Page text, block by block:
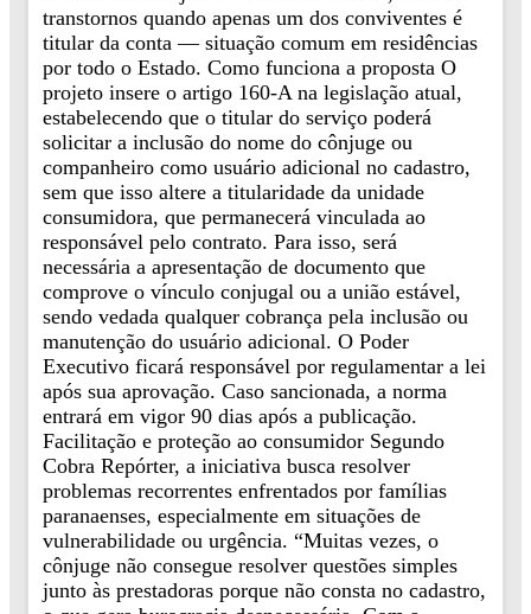
transtornos quando apenas um dos conviventes é
titular da conta — situação comum em residências
por todo o Estado. Como funciona a proposta O
projeto insere o artigo 160-A na legislação atual,
estabelecendo que o titular do serviço poderá
solicitar a inclusão do nome do cônjuge ou
companheiro como usuário adicional no cadastro,
sem que isso altere a titularidade da unidade
consumidora, que permanecerá vinculada ao
responsável pelo contrato. Para isso, será
necessária a apresentação de documento que
comprove o vínculo conjugal ou a união estável,
sendo vedada qualquer cobrança pela inclusão ou
manutenção do usuário adicional. O Poder
Executivo ficará responsável por regulamentar a lei
após sua aprovação. Caso sancionada, a norma
entrará em vigor 90 dias após a publicação.
Facilitação e proteção ao consumidor Segundo
Cobra Repórter, a iniciativa busca resolver
problemas recorrentes enfrentados por famílias
paranaenses, especialmente em situações de
vulnerabilidade ou urgência. “Muitas vezes, o
cônjuge não consegue resolver questões simples
junto às prestadoras porque não consta no cadastro,